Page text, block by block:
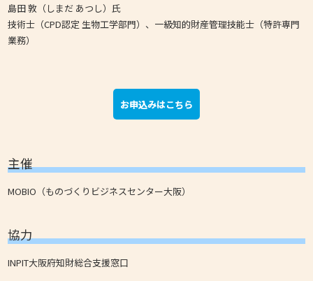
島田 敦（しまだ あつし）氏
技術士（CPD認定 生物工学部門）、一級知的財産管理技能士（特許専門
業務）
お申込みはこちら
主催
MOBIO（ものづくりビジネスセンター大阪）
協力
INPIT大阪府知財総合支援窓口